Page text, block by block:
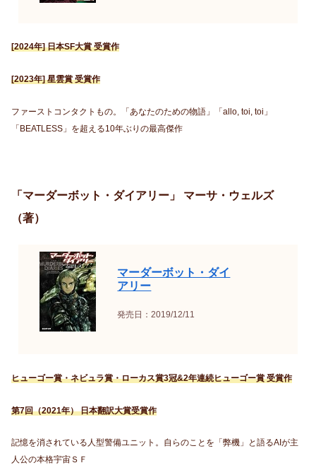
[2024年] 日本SF大賞 受賞作
[2023年] 星雲賞 受賞作
ファーストコンタクトもの。「あなたのための物語」「allo, toi, toi」
「BEATLESS」を超える10年ぶりの最高傑作
「マーダーボット・ダイアリー」 マーサ・ウェルズ
（著）
マーダーボット・ダイ
アリー
発売日：2019/12/11
ヒューゴー賞・ネビュラ賞・ローカス賞3冠&2年連続ヒューゴー賞 受賞作
第7回（2021年） 日本翻訳大賞受賞作
記憶を消されている人型警備ユニット。自らのことを「弊機」と語るAIが主
人公の本格宇宙ＳＦ